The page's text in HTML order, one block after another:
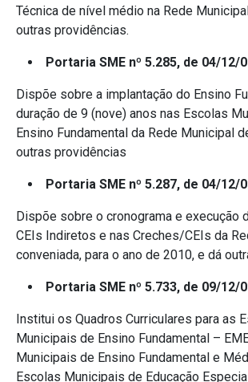
Técnica de nível médio na Rede
outras providências.
Portaria SME nº 5.285, de 04/12/
Dispõe sobre a implantação do Ensino
duração de 9 (nove) anos nas Escolas
Ensino Fundamental da Rede Municipal
outras providências
Portaria SME nº 5.287, de 04/12/
Dispõe sobre o cronograma e execução
CEIs Indiretos e nas Creches/CEIs da
conveniada, para o ano de 2010, e dá
Portaria SME nº 5.733, de 09/12/
Institui os Quadros Curriculares para as
Municipais de Ensino Fundamental –
Municipais de Ensino Fundamental e
Escolas Municipais de Educação